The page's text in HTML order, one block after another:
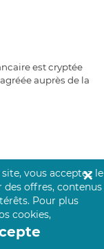
est cryptée
auprès de la
vous acceptez le
des offres, contenus
Pour plus
cookies,
✕